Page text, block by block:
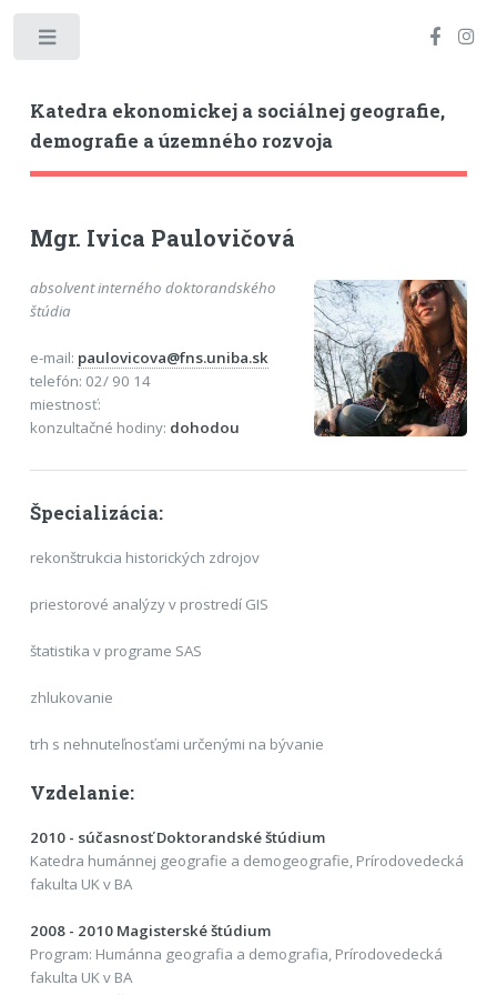
Katedra ekonomickej a sociálnej geografie,
demografie a územného rozvoja
Mgr. Ivica Paulovičová
absolvent interného doktorandského
štúdia
e-mail: paulovicova@fns.uniba.sk
telefón: 02/ 90 14
miestnosť:
konzultačné hodiny: dohodou
Špecializácia:
rekonštrukcia historických zdrojov
priestorové analýzy v prostredí GIS
štatistika v programe SAS
zhlukovanie
trh s nehnuteľnosťami určenými na bývanie
Vzdelanie:
2010 - súčasnosť Doktorandské štúdium
Katedra humánnej geografie a demogeografie, Prírodovedecká
fakulta UK v BA
2008 - 2010 Magisterské štúdium
Program: Humánna geografia a demografia, Prírodovedecká
fakulta UK v BA